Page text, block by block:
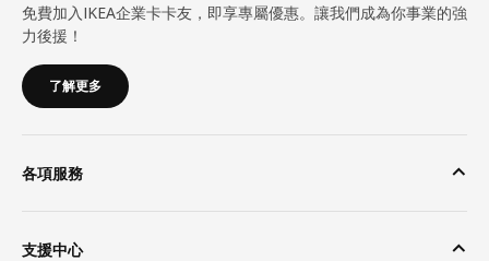
免費加入IKEA企業卡卡友，即享專屬優惠。讓我們成為你事業的強
力後援！
了解更多
各項服務
支援中心